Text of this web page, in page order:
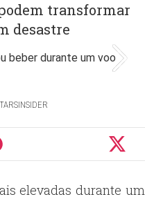
transformar
desastre
elevadas durante um